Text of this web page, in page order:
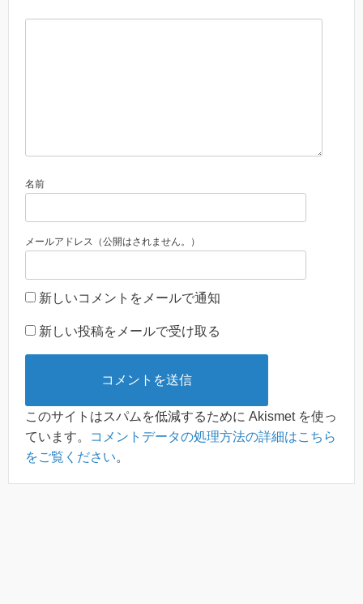
名前
メールアドレス（公開はされません。）
新しいコメントをメールで通知
新しい投稿をメールで受け取る
このサイトはスパムを低減するために Akismet を使っ
ています。
コメントデータの処理方法の詳細はこちら
をご覧ください。